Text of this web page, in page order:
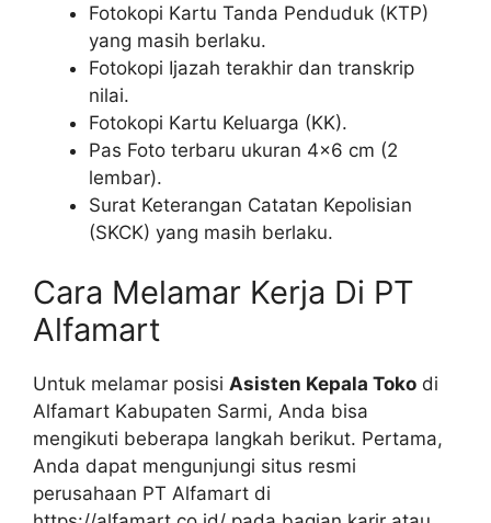
Fotokopi Kartu Tanda Penduduk (KTP)
yang masih berlaku.
Fotokopi Ijazah terakhir dan transkrip
nilai.
Fotokopi Kartu Keluarga (KK).
Pas Foto terbaru ukuran 4×6 cm (2
lembar).
Surat Keterangan Catatan Kepolisian
(SKCK) yang masih berlaku.
Cara Melamar Kerja Di PT
Alfamart
Untuk melamar posisi Asisten Kepala Toko di
Alfamart Kabupaten Sarmi, Anda bisa
mengikuti beberapa langkah berikut. Pertama,
Anda dapat mengunjungi situs resmi
perusahaan PT Alfamart di